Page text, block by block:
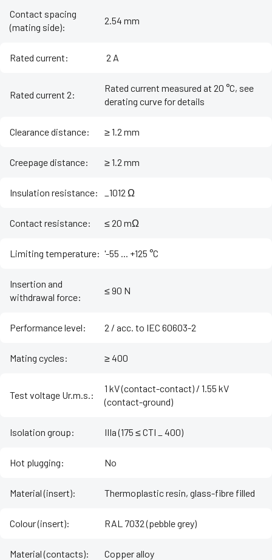
Contact spacing
(mating side):
2.54 mm
Rated current: ‌ 2 A
Rated current 2:
Rated current measured at 20 °C, see
derating curve for details
Clearance distance: ≥ 1.2 mm
Creepage distance: ≥ 1.2 mm
Insulation resistance: _1012 Ω
Contact resistance: ≤ 20 mΩ
Limiting temperature: '-55 ... +125 °C
Insertion and
withdrawal force:
≤ 90 N
Performance level: 2 / acc. to IEC 60603-2
Mating cycles: ≥ 400
Test voltage Ur.m.s.:
1 kV (contact-contact) / 1.55 kV
(contact-ground)
Isolation group: IIIa (175 ≤ CTI _ 400)
Hot plugging: No
Material (insert): Thermoplastic resin, glass-fibre filled
Colour (insert): RAL 7032 (pebble grey)
Material (contacts): Copper alloy